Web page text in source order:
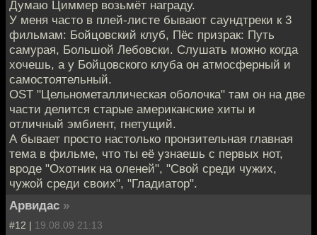
Думаю Циммер возьмёт награду.
У меня часто в плей-листе бывают саундтреки к 3
фильмам: Бойцовский клуб, Пёс призрак: Путь
самурая, Большой Лебовски. Слушать можно когда
хочешь, а у Бойцовского клуба он атмосферный и
самостоятельный.
OST "Цельнометаллическая оболочка" там он на две
части делится старые американские хиты и
отличный эмбиент, гнетущий.
А бывает просто настолько пронзительная главная
тема в фильме, что ты её узнаешь с первых нот,
вроде "Охотник на оленей", "Свой среди чужих,
чужой среди своих", "Гладиатор".
Арвидас »
#12 | 19.08.09 21:13